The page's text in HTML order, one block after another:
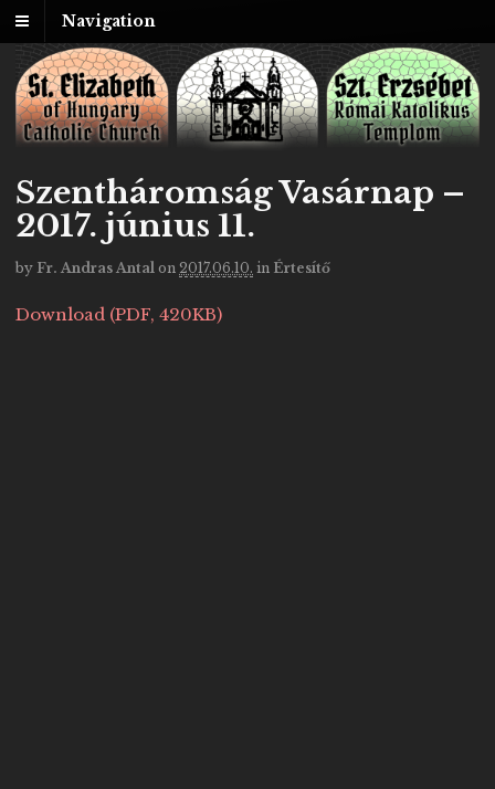
Navigation
Szentháromság Vasárnap –
2017. június 11.
by Fr. Andras Antal on 2017.06.10. in Értesítő
Download (PDF, 420KB)